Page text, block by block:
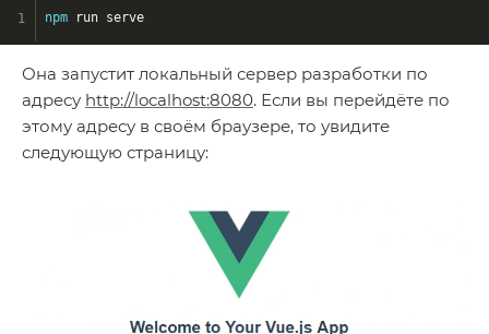
npm run serve
Она запустит локальный сервер разработки по
адресу http://localhost:8080. Если вы перейдёте по
этому адресу в своём браузере, то увидите
следующую страницу: